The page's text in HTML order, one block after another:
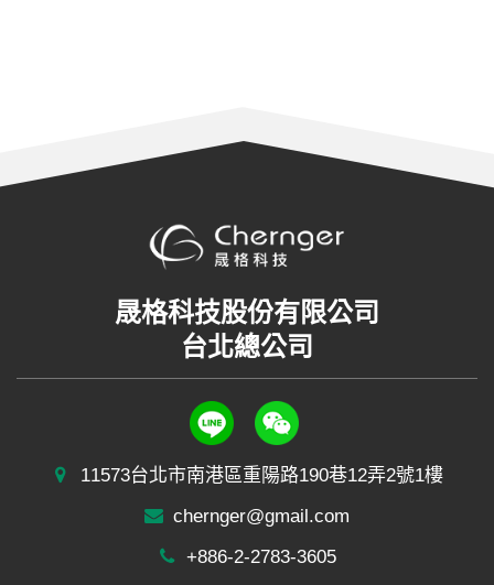
晟格科技股份有限公司
台北總公司
11573台北市南港區重陽路190巷12弄2號1樓
chernger@gmail.com
+886-2-2783-3605